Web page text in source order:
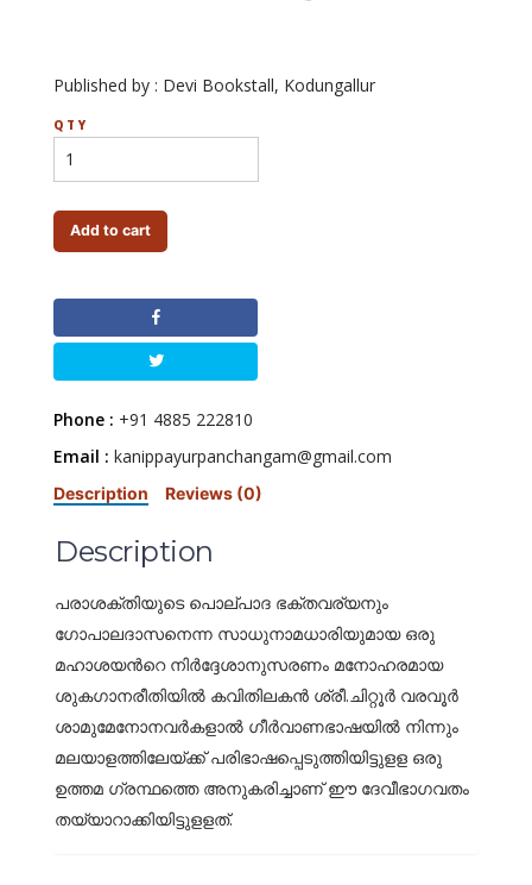
Published by : Devi Bookstall, Kodungallur
QTY
Add to cart
Phone : +91 4885 222810
Email : kanippayurpanchangam@gmail.com
Description Reviews (0)
Description
പരാശക്തിയുടെ പൊല്പാദ ഭക്തവര്യനും
ഗോപാലദാസനെന്ന സാധുനാമധാരിയുമായ ഒരു
മഹാശയന്‍റെ നിര്‍ദ്ദേശാനുസരണം മനോഹരമായ
ശുകഗാനരീതിയില്‍ കവിതിലകന്‍ ശ്രീ.ചിറ്റൂര്‍ വരവൂര്‍
ശാമുമേനോനവര്‍കളാല്‍ ഗീര്‍വാണഭാഷയില്‍ നിന്നും
മലയാളത്തിലേയ്ക്ക് പരിഭാഷപ്പെടുത്തിയിട്ടുളള ഒരു
ഉത്തമ ഗ്രന്ഥത്തെ അനുകരിച്ചാണ് ഈ ദേവീഭാഗവതം
തയ്യാറാക്കിയിട്ടുളളത്.